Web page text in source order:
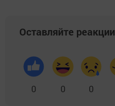
Оставляйте реакции
0 0 0